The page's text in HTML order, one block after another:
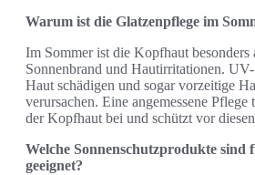
Warum ist die Glatzenpflege im
Im Sommer ist die Kopfhaut
Sonnenbrand und Hautirritationen.
Haut schädigen und sogar vorzeitige
verursachen. Eine angemessene Pflege
der Kopfhaut bei und schützt vor
Welche Sonnenschutzprodukte sind
geeignet?